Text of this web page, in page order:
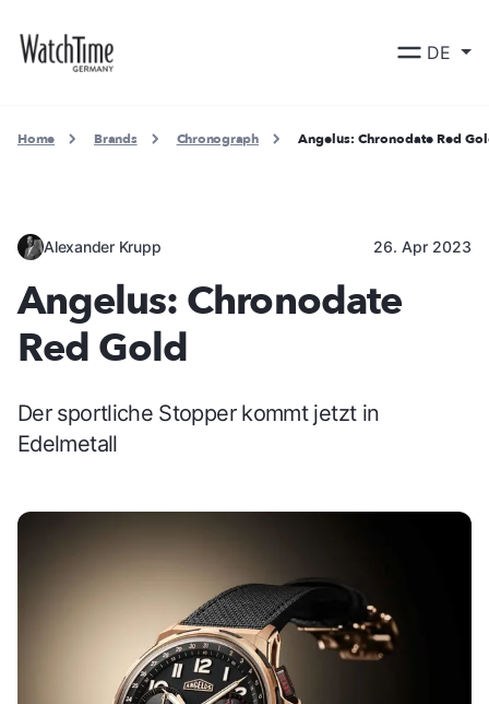
DE
Home Brands Chronograph Angelus: Chronodate Red
Alexander Krupp 26. Apr 2023
Angelus: Chronodate
Red Gold
Der sportliche Stopper kommt jetzt in
Edelmetall